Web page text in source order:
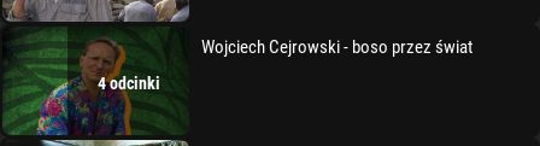
4 odcinki
Wojciech Cejrowski - boso przez świat